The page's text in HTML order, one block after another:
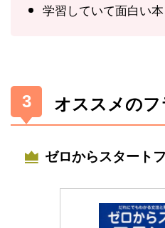
学習していて面白い
オススメの
ゼロからスタート